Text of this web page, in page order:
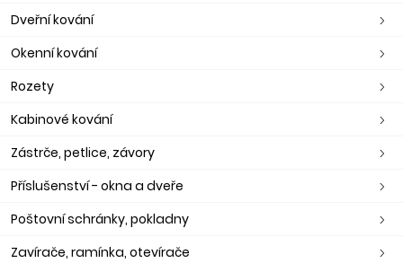
Dveřní kování
Okenní kování
Rozety
Kabinové kování
Zástrče, petlice, závory
Příslušenství - okna a dveře
Poštovní schránky, pokladny
Zavírače, ramínka, otevírače